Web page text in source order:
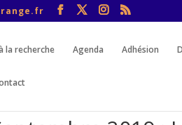
la recherche Agenda Adhésion